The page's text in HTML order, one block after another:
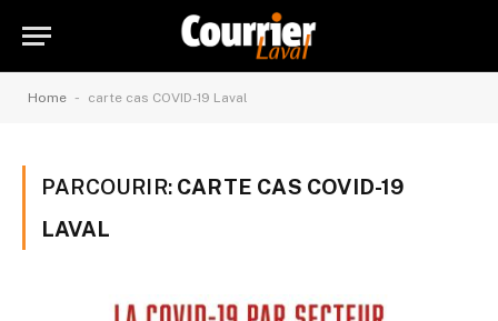
Home - carte cas COVID-19 Laval
PARCOURIR: CARTE CAS COVID-19
LAVAL